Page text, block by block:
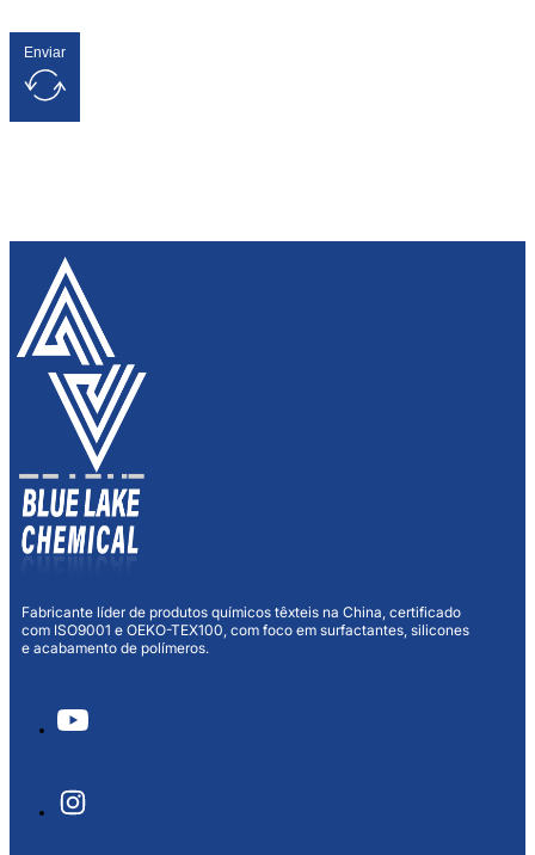
Enviar
Fabricante líder de produtos químicos têxteis na China, certificado
com ISO9001 e OEKO-TEX100, com foco em surfactantes, silicones
e acabamento de polímeros.